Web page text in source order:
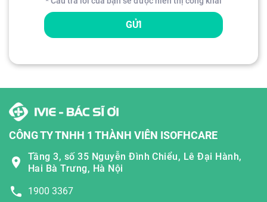
GỬI
CÔNG TY TNHH 1 THÀNH VIÊN ISOFHCARE
Tầng 3, số 35 Nguyễn Đình Chiểu, Lê Đại Hành,
Hai Bà Trưng, Hà Nội
1900 3367